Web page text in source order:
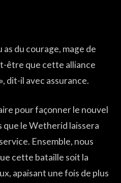
as du courage, mage de
être que cette alliance
dit-il avec assurance.
pour façonner le nouvel
que le Wetherid laissera
Ensemble, nous
cette bataille soit la
apaisant une fois de plus